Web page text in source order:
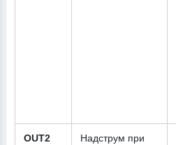
OUT2
Надструм при